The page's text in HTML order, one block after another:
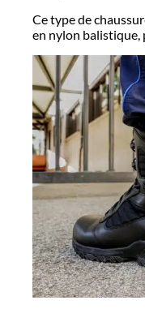
Ce type de
en nylon balistique,